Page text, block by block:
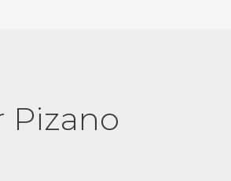
Pizano